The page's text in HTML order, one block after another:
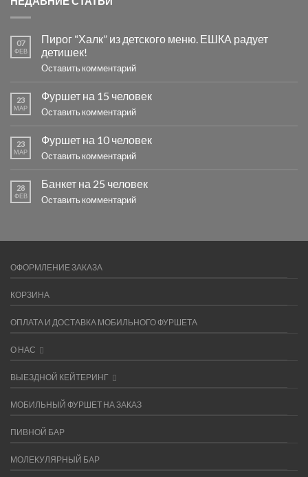
07
ФЕВ
Пирог “Халк” из детского меню. ЕШКА радует
детишек!
Оставить комментарий
23
МАР
Фуршет на 15 человек
Оставить комментарий
23
МАР
Фуршет на 10 человек
Оставить комментарий
28
ФЕВ
Банкет на 25 человек
Оставить комментарий
ОФОРМЛЕНИЕ ЗАКАЗА
КОРЗИНА
ОПЛАТА И ДОСТАВКА МОБИЛЬНОГО ФУРШЕТА
О НАС
ВЫЕЗДНОЙ КЕЙТЕРИНГ
МОБИЛЬНЫЙ ФУРШЕТ НА ЗАКАЗ
ПИВНОЙ БАР
МОЛЕКУЛЯРНЫЙ БАР